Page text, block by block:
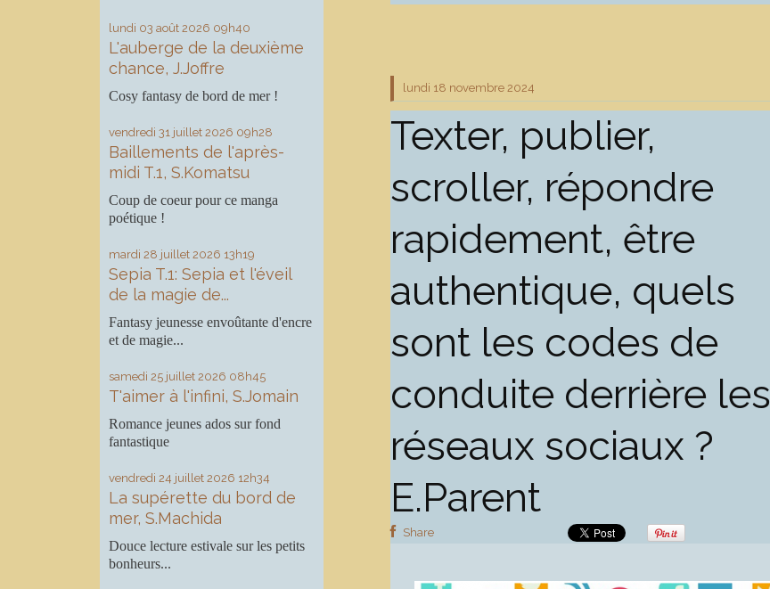
lundi 03 août 2026 09h40
L'auberge de la deuxième
chance, J.Joffre
Cosy fantasy de bord de mer !
vendredi 31 juillet 2026 09h28
Baillements de l'après-
midi T.1, S.Komatsu
Coup de coeur pour ce manga
poétique !
mardi 28 juillet 2026 13h19
Sepia T.1: Sepia et l'éveil
de la magie de...
Fantasy jeunesse envoûtante d'encre
et de magie...
samedi 25 juillet 2026 08h45
T'aimer à l'infini, S.Jomain
Romance jeunes ados sur fond
fantastique
vendredi 24 juillet 2026 12h34
La supérette du bord de
mer, S.Machida
Douce lecture estivale sur les petits
bonheurs...
lundi 18 novembre 2024
Texter, publier,
scroller, répondre
rapidement, être
authentique, quels
sont les codes de
conduite derrière les
réseaux sociaux ?
E.Parent
Share